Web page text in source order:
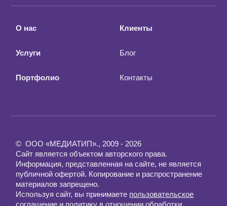
О нас
Услуги
Портфолио
Клиенты
Блог
Контакты
© ООО «МЕДИАТИП»., 2009 - 2026
Сайт является объектом авторского права.
Информация, представленная на сайте, не является
публичной офертой. Копирование и распространение
материалов запрещено.
Используя сайт, вы принимаете пользовательское